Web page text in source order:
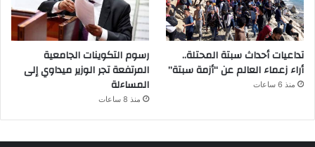
تداعيات أحداث سبتة المحتلة..
أراء زعماء العالم عن “أزمة سبتة”
منذ 6 ساعات
رسوم التكوينات الجامعية
المرتفعة تجر الوزير ميداوي إلى
المساءلة
منذ 8 ساعات